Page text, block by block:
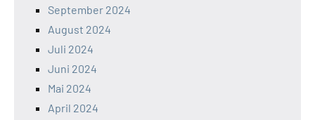
September 2024
August 2024
Juli 2024
Juni 2024
Mai 2024
April 2024